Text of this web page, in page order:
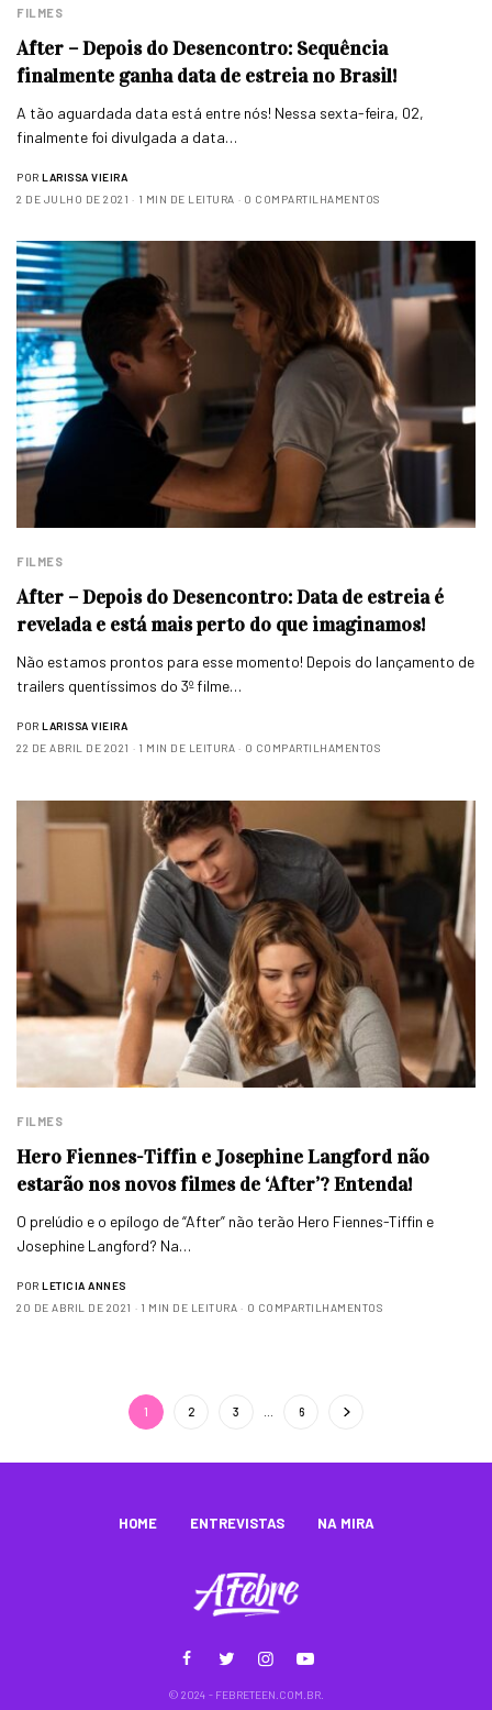
FILMES
After – Depois do Desencontro: Sequência
finalmente ganha data de estreia no Brasil!
A tão aguardada data está entre nós! Nessa sexta-feira, 02,
finalmente foi divulgada a data…
POR LARISSA VIEIRA
2 DE JULHO DE 2021
1 MIN DE LEITURA 0 COMPARTILHAMENTOS
FILMES
After – Depois do Desencontro: Data de estreia é
revelada e está mais perto do que imaginamos!
Não estamos prontos para esse momento! Depois do lançamento de
trailers quentíssimos do 3º filme…
POR LARISSA VIEIRA
22 DE ABRIL DE 2021
1 MIN DE LEITURA 0 COMPARTILHAMENTOS
FILMES
Hero Fiennes-Tiffin e Josephine Langford não
estarão nos novos filmes de ‘After’? Entenda!
O prelúdio e o epílogo de “After” não terão Hero Fiennes-Tiffin e
Josephine Langford? Na…
POR LETICIA ANNES
20 DE ABRIL DE 2021
1 MIN DE LEITURA 0 COMPARTILHAMENTOS
1 2 3 6
HOME ENTREVISTAS NA MIRA
© 2024 - FEBRETEEN.COM.BR.